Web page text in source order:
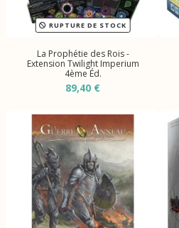
RUPTURE DE STOCK
La Prophétie des Rois -
Extension Twilight Imperium
4ème Éd.
89,40 €